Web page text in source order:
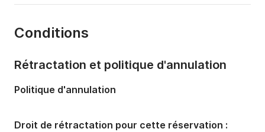
Capacité à bord:
Nombre de cabines:
Conditions
Rétractation et politique d'annulation
Politique d'annulation
Droit de rétractation pour cette réservation :